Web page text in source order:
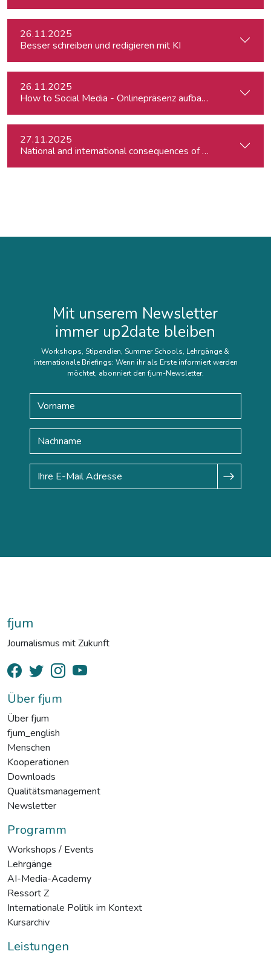
26.11.2025
Besser schreiben und redigieren mit KI
26.11.2025
How to Social Media - Onlinepräsenz aufbauen & Beiträge
27.11.2025
Mit unserem Newsletter
immer up2date bleiben
Workshops, Stipendien, Summer Schools, Lehrgänge &
internationale Briefings: Wenn ihr als Erste informiert werden
möchtet, abonniert den fjum-Newsletter.
fjum
Journalismus mit Zukunft
Über fjum
Über fjum
fjum_english
Menschen
Kooperationen
Downloads
Qualitätsmanagement
Newsletter
Programm
Workshops / Events
Lehrgänge
AI-Media-Academy
Ressort Z
Internationale Politik im Kontext
Kursarchiv
Leistungen